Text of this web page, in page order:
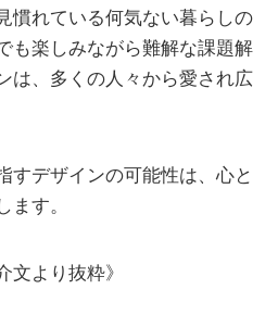
慣れている何気ない暮らしの
も楽しみながら難解な課題解
は、多くの人々から愛され広
すデザインの可能性は、心と
す。
文より抜粋》